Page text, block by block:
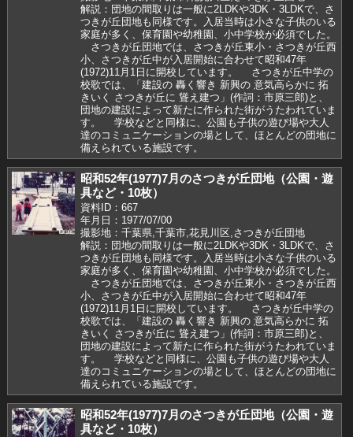
解説：団地の間取りは一般に2LDKや3DK・3LDKで、さ
つきが丘団地も同様です。入居当時は小さな子供のいる
家庭が多く、保育園や幼稚園、小中学校が必須でした。
さつきが丘団地では、さつきが丘東小・さつきが丘西
小、さつきが丘中が入居開始に合わせて昭和47年
(1972)11月1日に開校しています。 さつきが丘中学の
校歌では、「建設の 轟く響き 新興の 意気高らかに 拓
きいく さつきが丘に 聳え建つ」(作詞：市原三郎)と、
団地の建設によって新たに作られた街がうたわれていま
す。 学校などと同様に、公園も子供の遊び場や大人
達のコミュニケーションの場として、ほとんどの団地に
備えられている施設です。
昭和52年(1977)7月のさつきが丘団地（公園・遊
具など・10枚）
資料ID：667
年月日：1977/07/00
撮影地：千葉県,千葉市,花見川区,さつきが丘団地
解説：団地の間取りは一般に2LDKや3DK・3LDKで、さ
つきが丘団地も同様です。入居当時は小さな子供のいる
家庭が多く、保育園や幼稚園、小中学校が必須でした。
さつきが丘団地では、さつきが丘東小・さつきが丘西
小、さつきが丘中が入居開始に合わせて昭和47年
(1972)11月1日に開校しています。 さつきが丘中学の
校歌では、「建設の 轟く響き 新興の 意気高らかに 拓
きいく さつきが丘に 聳え建つ」(作詞：市原三郎)と、
団地の建設によって新たに作られた街がうたわれていま
す。 学校などと同様に、公園も子供の遊び場や大人
達のコミュニケーションの場として、ほとんどの団地に
備えられている施設です。
昭和52年(1977)7月のさつきが丘団地（公園・遊
具など・10枚）